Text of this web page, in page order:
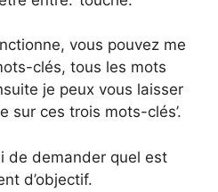
vous pouvez me
clés, tous les mots
je peux vous laisser
sur ces trois mots-clés’.
de demander quel est
d’objectif.